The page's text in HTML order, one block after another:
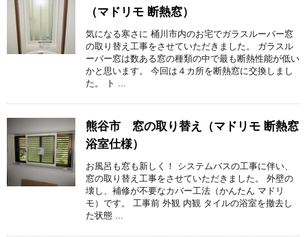
（マドリモ 断熱窓）
気になる寒さに 桶川市内のお宅でガラスルーバー窓
の取り替え工事をさせていただきました。 ガラスル
ーバー窓は数ある窓の種類の中で最も断熱性能が低い
かと思います。 今回は４カ所を断熱窓に交換しまし
た。 ト ...
熊谷市 窓の取り替え（マドリモ 断熱窓
浴室仕様）
お風呂も窓も新しく！ システムバスの工事に伴い、
窓の取り替え工事をさせていただきました。 外壁の
壊し、補修が不要なカバー工法（かんたん マドリ
モ）です。 工事前 外観 内観 タイルの浴室を撤去し
た状態 ...